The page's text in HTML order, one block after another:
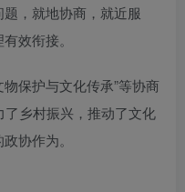
，就地协商，就近服
效衔接。
物保护与文化传承”等协商
乡村振兴，推动了文化
协作为。